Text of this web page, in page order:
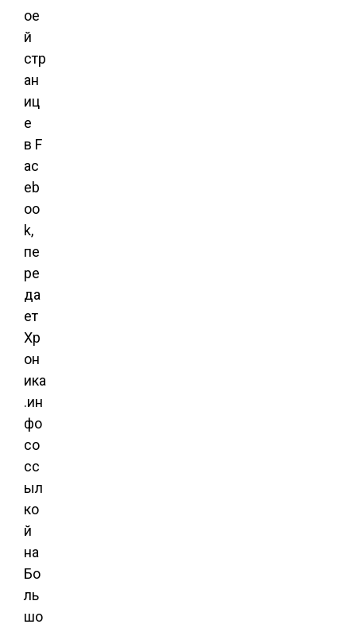
ое
й
стр
ан
иц
е
в F
ac
eb
oo
k,
пе
ре
да
ет
Хр
он
ика
.ин
фо
со
сс
ыл
ко
й
на
Бо
ль
шо